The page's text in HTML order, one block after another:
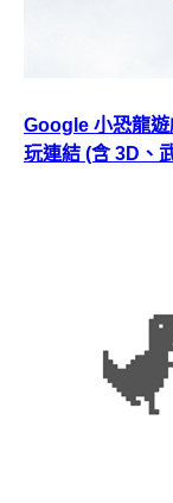
Google 小恐龍
玩連結 (含 3D、